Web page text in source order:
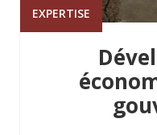
EXPERTISE